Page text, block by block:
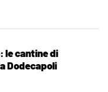
le cantine di
Dodecapoli